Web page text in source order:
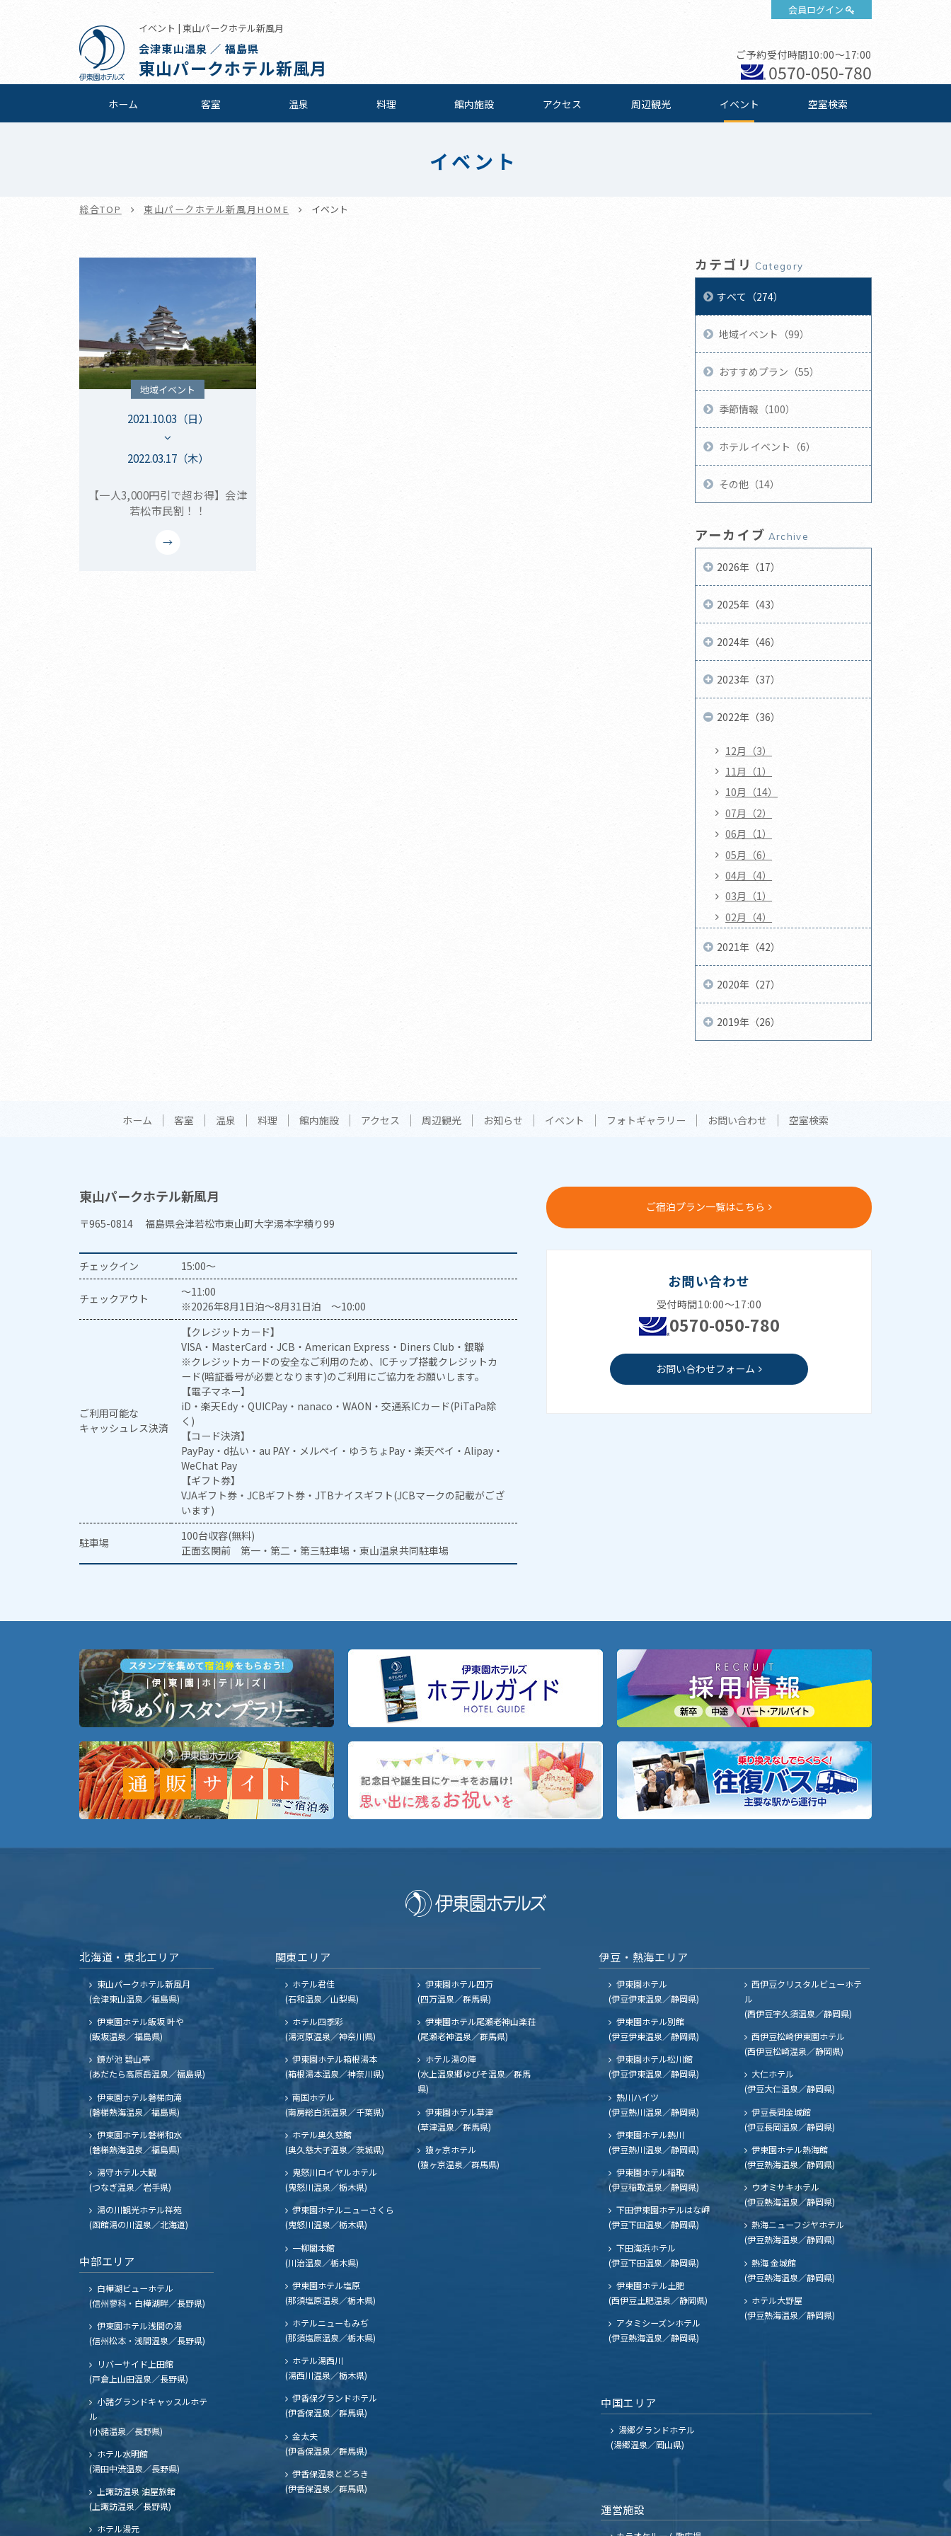
会員ログイン
イベント | 東山パークホテル新風月
会津東山温泉 ／ 福島県
東山パークホテル新風月
ご予約受付時間10:00～17:00
0570-050-780
ホーム 客室 温泉 料理 館内施設 アクセス 周辺観光 イベント 空室検索
イベント
総合TOP 東山パークホテル新風月HOME イベント
地域イベント
2021.10.03（日）
2022.03.17（木）
【一人3,000円引で超お得】会津
若松市民割！！
カテゴリ Category
すべて（274）
地域イベント（99）
おすすめプラン（55）
季節情報（100）
ホテル イベント（6）
その他（14）
アーカイブ Archive
2026年（17）
2025年（43）
2024年（46）
2023年（37）
2022年（36）
12月（3）
11月（1）
10月（14）
07月（2）
06月（1）
05月（6）
04月（4）
03月（1）
02月（4）
2021年（42）
2020年（27）
2019年（26）
ホーム 客室 温泉 料理 館内施設 アクセス 周辺観光 お知らせ イベント フォトギャラリー お問い合わせ 空室検索
東山パークホテル新風月
〒965-0814 福島県会津若松市東山町大字湯本字積り99
チェックイン 15:00～
チェックアウト
～11:00
※2026年8月1日泊～8月31日泊 ～10:00
ご利用可能な
キャッシュレス決済
【クレジットカード】
VISA・MasterCard・JCB・American Express・Diners Club・銀聯
※クレジットカードの安全なご利用のため、ICチップ搭載クレジットカ
ード(暗証番号が必要となります)のご利用にご協力をお願いします。
【電子マネー】
iD・楽天Edy・QUICPay・nanaco・WAON・交通系ICカード(PiTaPa除
く)
【コード決済】
PayPay・d払い・au PAY・メルペイ・ゆうちょPay・楽天ペイ・Alipay・
WeChat Pay
【ギフト券】
VJAギフト券・JCBギフト券・JTBナイスギフト(JCBマークの記載がござ
います)
駐車場
100台収容(無料)
正面玄関前 第一・第二・第三駐車場・東山温泉共同駐車場
ご宿泊プラン一覧はこちら
お問い合わせ
受付時間10:00～17:00
0570-050-780
お問い合わせフォーム
北海道・東北エリア
東山パークホテル新風月
(会津東山温泉／福島県)
伊東園ホテル飯坂 叶や
(飯坂温泉／福島県)
鏡が池 碧山亭
(あだたら高原岳温泉／福島県)
伊東園ホテル磐梯向滝
(磐梯熱海温泉／福島県)
伊東園ホテル磐梯和水
(磐梯熱海温泉／福島県)
湯守ホテル大観
(つなぎ温泉／岩手県)
湯の川観光ホテル祥苑
(函館湯の川温泉／北海道)
中部エリア
白樺湖ビューホテル
(信州蓼科・白樺湖畔／長野県)
伊東園ホテル浅間の湯
(信州松本・浅間温泉／長野県)
リバーサイド上田館
(戸倉上山田温泉／長野県)
小諸グランドキャッスルホテ
ル
(小諸温泉／長野県)
ホテル水明館
(湯田中渋温泉／長野県)
上諏訪温泉 油屋旅館
(上諏訪温泉／長野県)
ホテル湯元
関東エリア
ホテル君佳
(石和温泉／山梨県)
ホテル四季彩
(湯河原温泉／神奈川県)
伊東園ホテル箱根湯本
(箱根湯本温泉／神奈川県)
南国ホテル
(南房総白浜温泉／千葉県)
ホテル奥久慈館
(奥久慈大子温泉／茨城県)
鬼怒川ロイヤルホテル
(鬼怒川温泉／栃木県)
伊東園ホテルニューさくら
(鬼怒川温泉／栃木県)
一柳閣本館
(川治温泉／栃木県)
伊東園ホテル塩原
(那須塩原温泉／栃木県)
ホテルニューもみぢ
(那須塩原温泉／栃木県)
ホテル湯西川
(湯西川温泉／栃木県)
伊香保グランドホテル
(伊香保温泉／群馬県)
金太夫
(伊香保温泉／群馬県)
伊香保温泉とどろき
(伊香保温泉／群馬県)
伊東園ホテル四万
(四万温泉／群馬県)
伊東園ホテル尾瀬老神山楽荘
(尾瀬老神温泉／群馬県)
ホテル湯の陣
(水上温泉郷ゆびそ温泉／群馬
県)
伊東園ホテル草津
(草津温泉／群馬県)
猿ヶ京ホテル
(猿ヶ京温泉／群馬県)
伊豆・熱海エリア
伊東園ホテル
(伊豆伊東温泉／静岡県)
伊東園ホテル別館
(伊豆伊東温泉／静岡県)
伊東園ホテル松川館
(伊豆伊東温泉／静岡県)
熱川ハイツ
(伊豆熱川温泉／静岡県)
伊東園ホテル熱川
(伊豆熱川温泉／静岡県)
伊東園ホテル稲取
(伊豆稲取温泉／静岡県)
下田伊東園ホテルはな岬
(伊豆下田温泉／静岡県)
下田海浜ホテル
(伊豆下田温泉／静岡県)
伊東園ホテル土肥
(西伊豆土肥温泉／静岡県)
西伊豆クリスタルビューホテ
ル
(西伊豆宇久須温泉／静岡県)
西伊豆松崎伊東園ホテル
(西伊豆松崎温泉／静岡県)
大仁ホテル
(伊豆大仁温泉／静岡県)
伊豆長岡金城館
(伊豆長岡温泉／静岡県)
伊東園ホテル熱海館
(伊豆熱海温泉／静岡県)
ウオミサキホテル
(伊豆熱海温泉／静岡県)
熱海ニューフジヤホテル
(伊豆熱海温泉／静岡県)
熱海 金城館
(伊豆熱海温泉／静岡県)
ホテル大野屋
(伊豆熱海温泉／静岡県)
アタミシーズンホテル
(伊豆熱海温泉／静岡県)
中国エリア
湯郷グランドホテル
(湯郷温泉／岡山県)
運営施設